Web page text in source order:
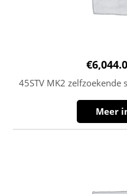
€
45STV MK2 zelfzoekende
Meer